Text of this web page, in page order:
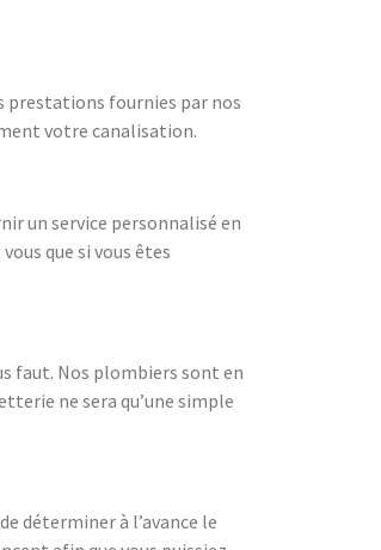
prestations fournies par nos
votre canalisation.
un service personnalisé en
que si vous êtes
faut. Nos plombiers sont en
ne sera qu’une simple
déterminer à l’avance le